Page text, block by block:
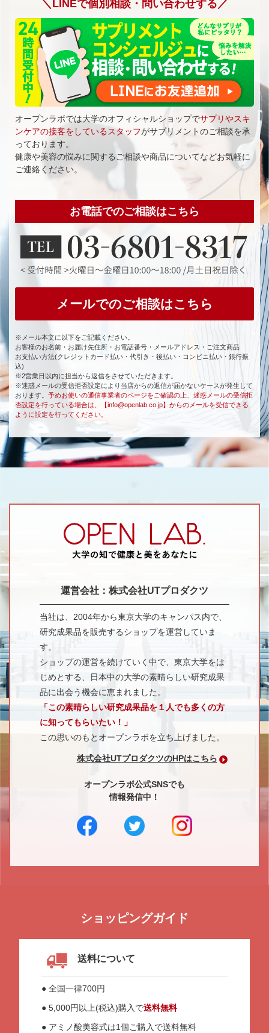
＼LINEで個別相談・問い合わせする／
オープンラボでは大学のオフィシャルショップでサプリやスキ
ンケアの接客をしているスタッフがサプリメントのご相談を承
っております。
健康や美容の悩みに関するご相談や商品についてなどお気軽に
ご連絡ください。
お電話でのご相談はこちら
メールでのご相談はこちら
※メール本文に以下をご記載ください。
お客様のお名前・お届け先住所・お電話番号・メールアドレス・ご注文商品
お支払い方法(クレジットカード払い・代引き・後払い・コンビニ払い・銀行振
込)
※2営業日以内に担当から返信をさせていただきます。
※迷惑メールの受信拒否設定により当店からの返信が届かないケースが発生して
おります。 予めお使いの通信事業者のページをご確認の上、迷惑メールの受信拒
否設定を行っている場合は、【info@openlab.co.jp】からのメールを受信できる
ように設定を行ってください。
運営会社：株式会社UTプロダクツ
当社は、2004年から東京大学のキャンパス内で、
研究成果品を販売するショップを運営していま
す。
ショップの運営を続けていく中で、東京大学をは
じめとする、日本中の大学の素晴らしい研究成果
品に出会う機会に恵まれました。
「この素晴らしい研究成果品を１人でも多くの方
に知ってもらいたい！」
この思いのもとオープンラボを立ち上げました。
株式会社UTプロダクツのHPはこちら
オープンラボ公式SNSでも
情報発信中！
ショッピングガイド
送料について
● 全国一律700円
● 5,000円以上(税込)購入で送料無料
● アミノ酸美容式は1個ご購入で送料無料